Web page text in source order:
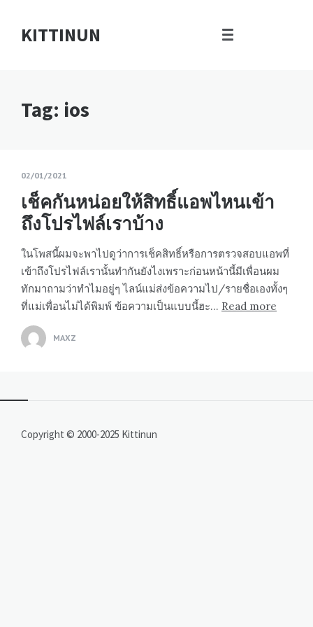
KITTINUN
Tag: ios
02/01/2021
เช็คกันหน่อยให้สิทธิ์แอพไหนเข้า
ถึงโปรไฟล์เราบ้าง
ในโพสนี้ผมจะพาไปดูว่าการเช็คสิทธิ์หรือการตรวจสอบแอพที่
เข้าถึงโปรไฟล์เรานั้นทำกันยังไงเพราะก่อนหน้านี้มีเพื่อนผม
ทักมาถามว่าทำไมอยู่ๆ ไลน์แม่ส่งข้อความไป/รายชื่อเองทั้งๆ
ที่แม่เพื่อนไม่ได้พิมพ์ ข้อความเป็นแบบนี้ฮะ… Read more
MAXZ
Copyright © 2000-2025 Kittinun